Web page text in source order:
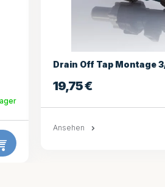
2 Zoll Saugbaugruppe
60,45€
Ansehen